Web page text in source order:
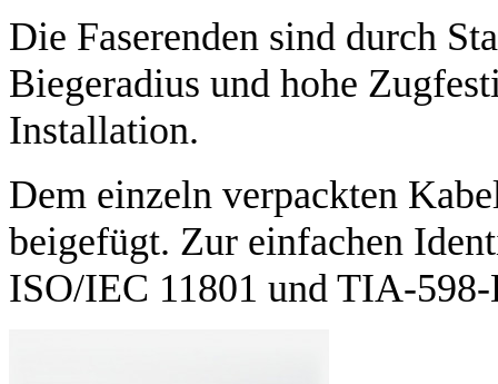
Die Faserenden sind durch
Biegeradius und hohe
Installation.
Dem einzeln verpackten
beigefügt. Zur einfachen
ISO/IEC 11801 und TIA-